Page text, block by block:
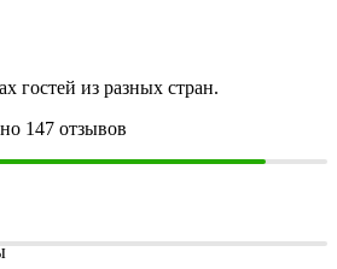
гостей из разных стран.
147 отзывов